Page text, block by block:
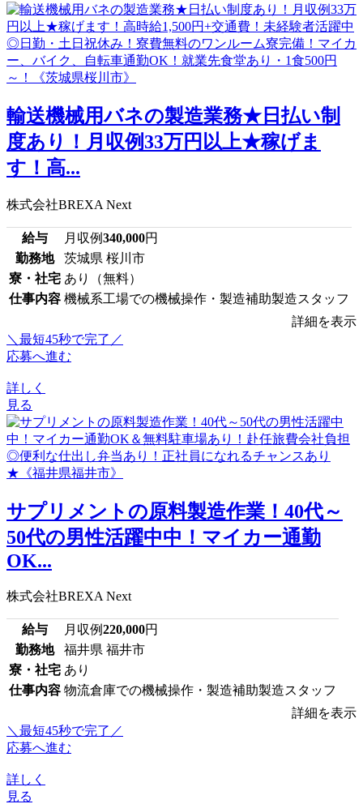
輸送機械用バネの製造業務★日払い制
度あり！月収例33万円以上★稼げま
す！高...
株式会社BREXA Next
給与 月収例340,000円
勤務地
茨城県 桜川市
寮・社宅 あり（無料）
仕事内容 機械系工場での機械操作・製造補助製造スタッフ
詳細を表示
＼最短45秒で完了／
応募へ進む
詳しく
見る
サプリメントの原料製造作業！40代～
50代の男性活躍中中！マイカー通勤
OK...
株式会社BREXA Next
給与 月収例220,000円
勤務地
福井県 福井市
寮・社宅 あり
仕事内容 物流倉庫での機械操作・製造補助製造スタッフ
詳細を表示
＼最短45秒で完了／
応募へ進む
詳しく
見る